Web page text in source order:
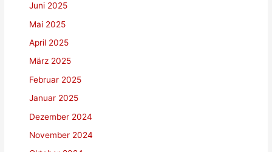
Juni 2025
Mai 2025
April 2025
März 2025
Februar 2025
Januar 2025
Dezember 2024
November 2024